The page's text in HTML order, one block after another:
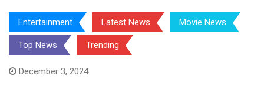
Entertainment Latest News Movie News
Top News Trending
December 3, 2024